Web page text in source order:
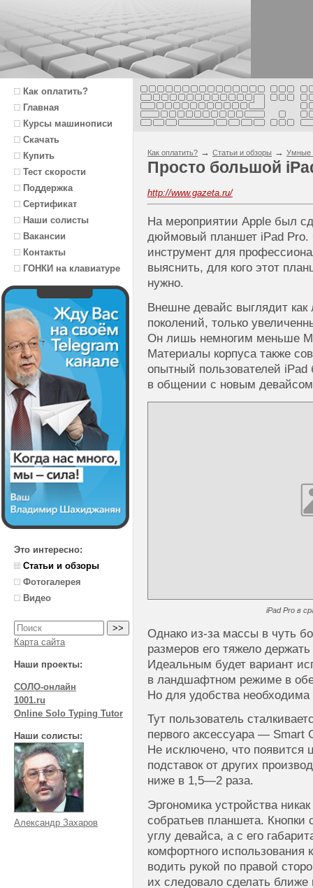
Как оплатить?
Главная
Курсы машинописи
Скачать
Купить
Тест скорости
Поддержка
Сертификат
Наши солисты
Вакансии
Контакты
ГОНКИ на клавиатуре
Это интересно:
Статьи и обзоры
Фотогалерея
Видео
Карта сайта
Наши проекты:
СОЛО-онлайн
1001.ru
Online Solo Typing Tutor
Наши солисты:
Александр Захаров
Как оплатить? → Статьи и обзоры → Умные
Просто большой
http://www.gazeta.ru/
На мероприятии Apple был
дюймовый планшет iPad Pro.
инструмент для
выяснить, для кого этот
нужно.
Внешне девайс выглядит
поколений, только
Он лишь немногим меньше
Материалы корпуса также
опытный пользователей iPad
в общении с новым
iPad Pro в
Однако из-за массы в чуть
размеров его тяжело
Идеальным будет вариант
в ландшафтном режиме в
Но для удобства необходима
Тут пользователь
первого аксессуара — Smart
Не исключено, что появится
подставок от других
ниже в 1,5—2 раза.
Эргономика устройства
собратьев планшета. Кнопки
углу девайса, а с его
комфортного использования
водить рукой по правой
их следовало сделать